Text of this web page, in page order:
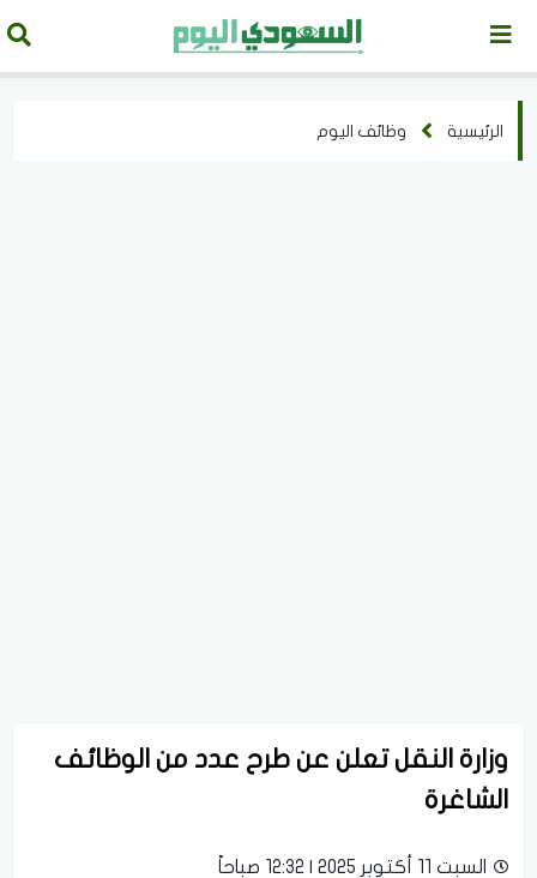
الرئيسية وظائف اليوم
وزارة النقل تعلن عن طرح عدد من الوظائف
الشاغرة
السبت 11 أكتوبر 2025 | 12:32 صباحاً